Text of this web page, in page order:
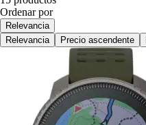
Ordenar por
Relevancia
Relevancia
Precio ascendente